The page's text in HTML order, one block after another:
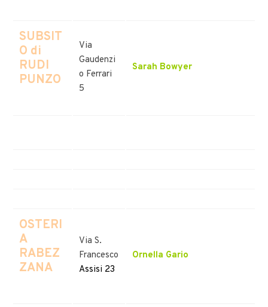
SUBSIT
O di
RUDI
PUNZO
Via
Gaudenzi
o Ferrari
5
Sarah Bowyer
OSTERI
A
RABEZ
ZANA
Via S.
Francesco
Assisi 23
Ornella Gario